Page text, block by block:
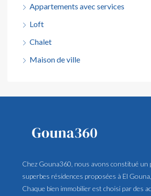
Appartements avec services
Loft
Chalet
Maison de ville
Chez Gouna360, nous avons constitué un
superbes résidences proposées à El
Chaque bien immobilier est choisi par des